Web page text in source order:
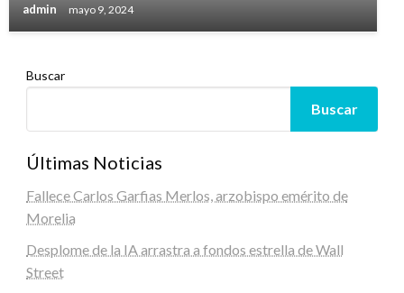
admin mayo 9, 2024
Buscar
Buscar
Últimas Noticias
Fallece Carlos Garfias Merlos, arzobispo emérito de
Morelia
Desplome de la IA arrastra a fondos estrella de Wall
Street